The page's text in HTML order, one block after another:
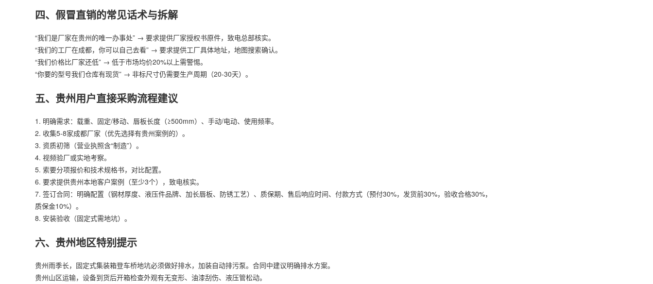
四、假冒直销的常见话术与拆解
“我们是厂家在贵州的唯一办事处” → 要求提供厂家授权书原件，致电总部核实。
“我们的工厂在成都，你可以自己去看” → 要求提供工厂具体地址，地图搜索确认。
“我们价格比厂家还低” → 低于市场均价20%以上需警惕。
“你要的型号我们仓库有现货” → 非标尺寸仍需要生产周期（20-30天）。
五、贵州用户直接采购流程建议
1. 明确需求：载重、固定/移动、唇板长度（≥500mm）、手动/电动、使用频率。
2. 收集5-8家成都厂家（优先选择有贵州案例的）。
3. 资质初筛（营业执照含“制造”）。
4. 视频验厂或实地考察。
5. 索要分项报价和技术规格书，对比配置。
6. 要求提供贵州本地客户案例（至少3个），致电核实。
7. 签订合同：明确配置（钢材厚度、液压件品牌、加长唇板、防锈工艺）、质保期、售后响应时间、付款方式（预付30%，发货前30%，验收合格30%，
质保金10%）。
8. 安装验收（固定式需地坑）。
六、贵州地区特别提示
贵州雨季长，固定式集装箱登车桥地坑必须做好排水，加装自动排污泵。合同中建议明确排水方案。
贵州山区运输，设备到货后开箱检查外观有无变形、油漆刮伤、液压管松动。